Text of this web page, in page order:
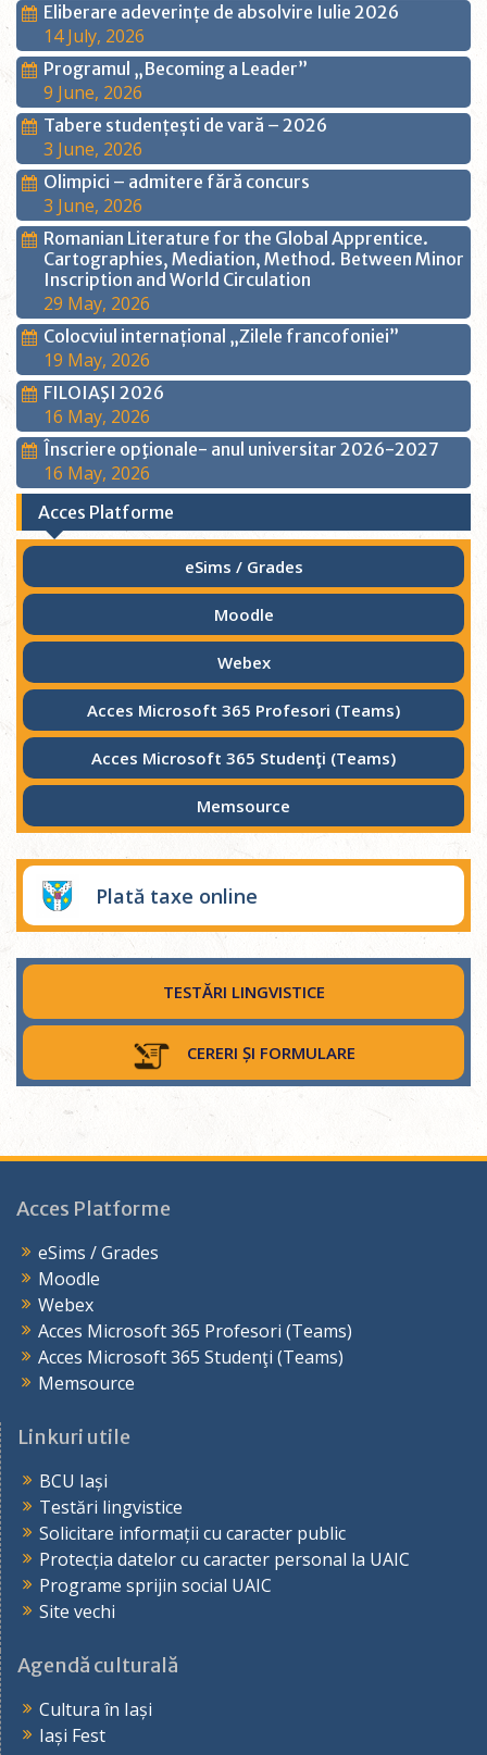
Eliberare adeverințe de absolvire Iulie 2026
14 July, 2026
Programul „Becoming a Leader”
9 June, 2026
Tabere studențești de vară – 2026
3 June, 2026
Olimpici – admitere fără concurs
3 June, 2026
Romanian Literature for the Global Apprentice.
Cartographies, Mediation, Method. Between Minor
Inscription and World Circulation
29 May, 2026
Colocviul internațional „Zilele francofoniei”
19 May, 2026
FILOIAŞI 2026
16 May, 2026
Înscriere opţionale- anul universitar 2026-2027
16 May, 2026
Acces Platforme
eSims / Grades
Moodle
Webex
Acces Microsoft 365 Profesori (Teams)
Acces Microsoft 365 Studenţi (Teams)
Memsource
Plată taxe online
TESTĂRI LINGVISTICE
CERERI ȘI FORMULARE
Acces Platforme
eSims / Grades
Moodle
Webex
Acces Microsoft 365 Profesori (Teams)
Acces Microsoft 365 Studenţi (Teams)
Memsource
Linkuri utile
BCU Iași
Testări lingvistice
Solicitare informații cu caracter public
Protecția datelor cu caracter personal la UAIC
Programe sprijin social UAIC
Site vechi
Agendă culturală
Cultura în Iași
Iași Fest